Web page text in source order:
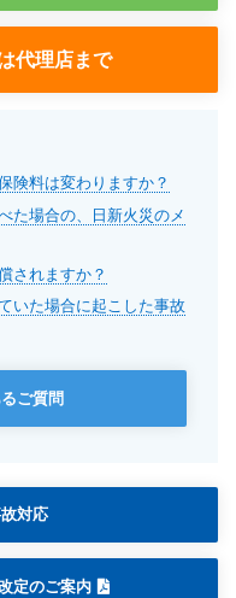
代理店まで
険料は変わりますか？
た場合の、日新火災のメ
されますか？
いた場合に起こした事故
ご質問
対応
定のご案内